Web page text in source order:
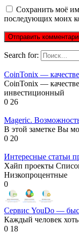
Сохранить моё
последующих моих
Search for:
CoinTonix —
CoinTonix —
инвестиционный
0 26
Mageric.
В этой заметке Вы
0 20
Интересные статьи
Хайп проекты
Низкопроцентные
0
Сервис YouDo —
Каждый человек
0 18